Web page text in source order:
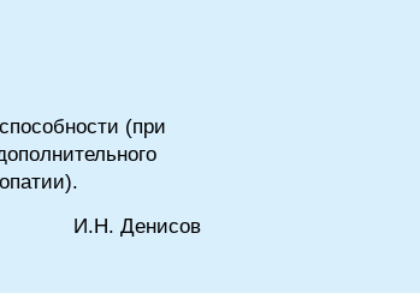
(при
И.H. Дeниcoв